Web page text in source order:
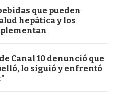
que pueden
hepática y los
Canal 10 denunció que
lo siguió y enfrentó